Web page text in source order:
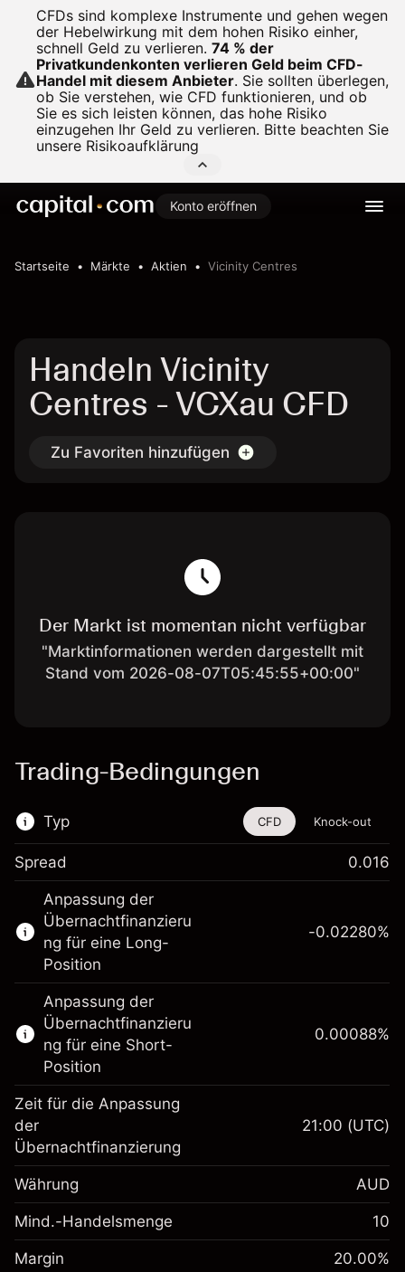
CFDs sind komplexe Instrumente und gehen wegen
der Hebelwirkung mit dem hohen Risiko einher,
schnell Geld zu verlieren. 74 % der
Privatkundenkonten verlieren Geld beim CFD-
Handel mit diesem Anbieter. Sie sollten überlegen,
ob Sie verstehen, wie CFD funktionieren, und ob
Sie es sich leisten können, das hohe Risiko
einzugehen Ihr Geld zu verlieren. Bitte beachten Sie
unsere Risikoaufklärung
Konto eröffnen
Startseite Märkte Aktien Vicinity Centres
Handeln Vicinity
Centres - VCXau CFD
Zu Favoriten hinzufügen
Der Markt ist momentan nicht verfügbar
"Marktinformationen werden dargestellt mit
Stand vom 2026-08-07T05:45:55+00:00"
Trading-Bedingungen
Typ
Dieses Finanzinstrument steht für das Traden
über CFDs und Knock-outs zur Verfügung.
Erfahren Sie mehr über:
CFDs
Knock-outs
CFD Knock-out
Spread 0.016
Anpassung der
Übernachtfinanzieru
ng für eine Long-
Position
A$1,000.00
Anpassung der
Übernachtfinanzierung
Gebühren aus
Positionswert
-0.022801
%
Positionsgröße mit Hebelwirkung
-0.02280%
Anpassung der
Übernachtfinanzieru
ng für eine Short-
Position
Margin. Ihre Investition
Anpassung der
0.00088%
Zeit für die Anpassung
der
Übernachtfinanzierung
21:00 (UTC)
Währung AUD
Mind.-Handelsmenge 10
Margin 20.00%